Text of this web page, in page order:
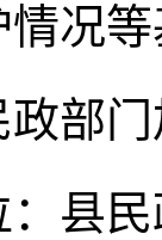
况
部
县